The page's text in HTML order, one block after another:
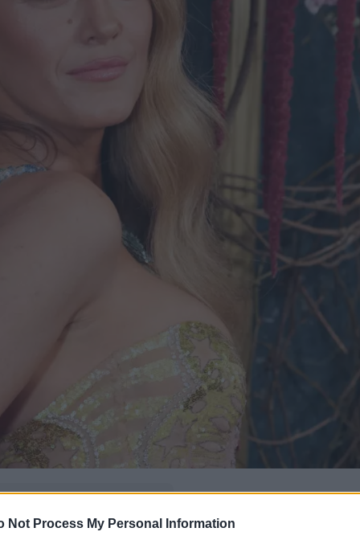
Not Process My Personal Information
πιο συχνά